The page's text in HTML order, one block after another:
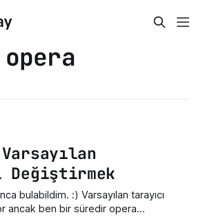
Değiştirmek
bulabildim. :) Varsayılan tarayıcı
ben bir süredir opera